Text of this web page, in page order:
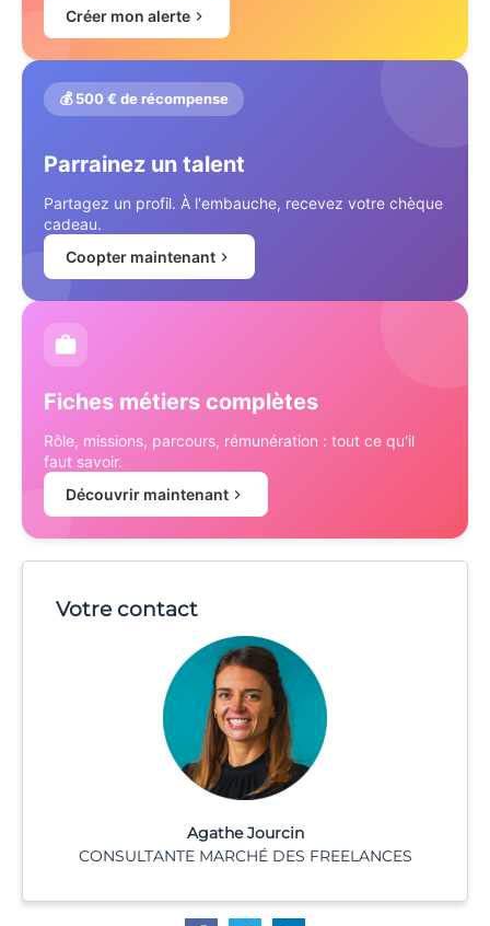
Créer mon alerte
💰 500 € de récompense
Parrainez un talent
Partagez un profil. À l'embauche, recevez votre chèque
cadeau.
Coopter maintenant
Fiches métiers complètes
Rôle, missions, parcours, rémunération : tout ce qu'il
faut savoir.
Découvrir maintenant
Votre contact
Agathe Jourcin
CONSULTANTE MARCHÉ DES FREELANCES